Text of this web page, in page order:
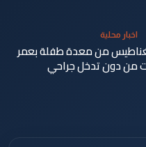
اخبار محلية
من معدة طفلة بعمر
من دون تدخل جراحي